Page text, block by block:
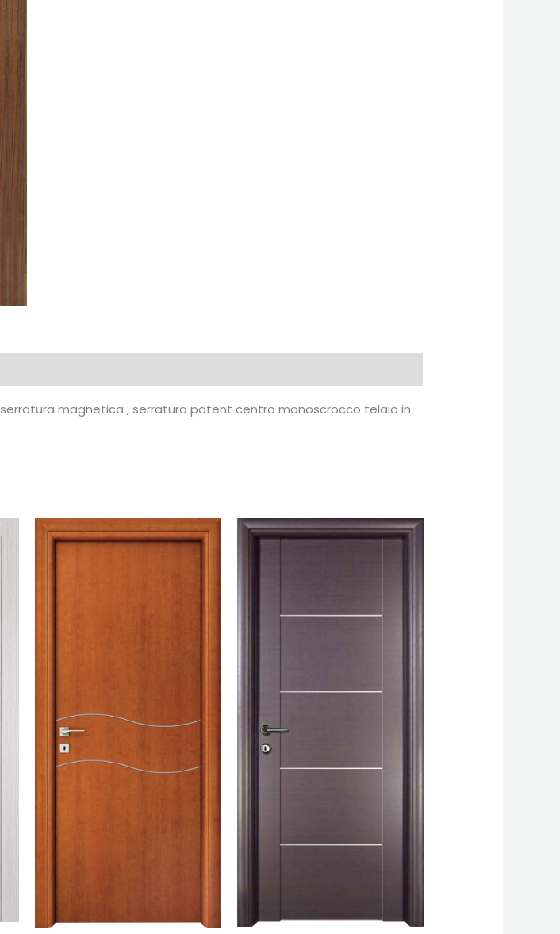
magnetica , serratura patent centro monoscrocco telaio in